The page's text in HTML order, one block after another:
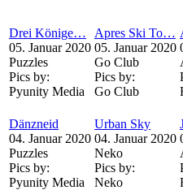
Drei Könige…
05. Januar 2020
Puzzles
Pics by:
Pyunity Media
Apres Ski To…
05. Januar 2020
Go Club
Pics by:
Go Club
Dänzneid
04. Januar 2020
Puzzles
Pics by:
Pyunity Media
Urban Sky
04. Januar 2020
Neko
Pics by:
Neko